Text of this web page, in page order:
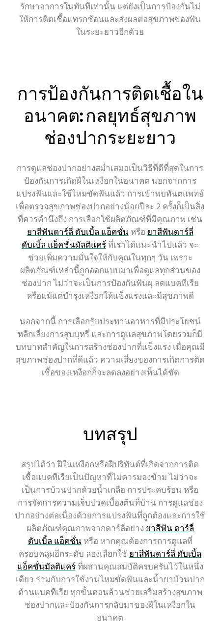
รักษาอาการในทันทีเท่านั้น แต่ยังเป็นการป้องกันไม่
ให้การติดเชื้อแทรกซ้อนและส่งผลต่อสุขภาพของฟัน
ในระยะยาวอีกด้วย
การป้องกันการติดเชื้อใน
อนาคต: กลยุทธ์สุขภาพ
ช่องปากระยะยาว
การดูแลช่องปากอย่างสม่ำเสมอเป็นวิธีที่ดีที่สุดในการ
ป้องกันการเกิดฝีในเหงือกในอนาคต นอกจากการ
แปรงฟันและใช้ไหมขัดฟันแล้ว การเข้าพบทันตแพทย์
เพื่อตรวจสุขภาพช่องปากอย่างน้อยปีละ 2 ครั้งก็เป็นสิ่ง
ที่ควรคำนึงถึง การเลือกใช้ผลิตภัณฑ์ที่มีคุณภาพ เช่น
ยาสีฟันดาร์ลี่ ดับเบิ้ล แอ็คชั่นหรือยาสีฟันดาร์ลี่
ดับเบิ้ล แอ็คชั่นมัลติแคร์ที่เราได้แนะนำไปแล้ว จะ
ช่วยเพิ่มความมั่นใจให้กับคุณในทุกๆ วัน เพราะ
ผลิตภัณฑ์เหล่านี้ถูกออกแบบมาเพื่อดูแลทุกส่วนของ
ช่องปาก ไม่ว่าจะเป็นการป้องกันฟันผุ ลดแบคทีเรีย
หรือแม้แต่บำรุงเหงือกให้แข็งแรงและมีสุขภาพดี
นอกจากนี้ การเลือกรับประทานอาหารที่มีประโยชน์
หลีกเลี่ยงการสูบบุหรี่ และการดูแลสุขภาพโดยรวมก็มี
บทบาทสำคัญในการสร้างช่องปากที่แข็งแรง เมื่อคุณมี
สุขภาพช่องปากที่ดีแล้ว ความเสี่ยงของการเกิดการติด
เชื้อของเหงือกก็จะลดลงอย่างเห็นได้ชัด
บทสรุป
สรุปได้ว่า ฝีในเหงือกหรือฝีปริทันต์ที่เกิดจากการติด
เชื้อแบคทีเรียเป็นปัญหาที่ไม่ควรมองข้าม ไม่ว่าจะ
เป็นการบ้วนปากด้วยน้ำเกลือ การประคบร้อน หรือ
การจัดการความเจ็บปวดเบื้องต้นที่บ้าน การดูแลช่อง
ปากอย่างต่อเนื่องด้วยการแปรงฟันที่ถูกต้องและการใช้
ผลิตภัณฑ์คุณภาพจากดาร์ลี่อย่างยาสีฟัน ดาร์ลี่
ดับเบิ้ล แอ็คชั่นหรือ หากคุณต้องการการดูแลที่
ครอบคลุมอีกระดับ ลองเลือกใช้ยาสีฟันดาร์ลี่ ดับเบิ้ล
แอ็คชั่นมัลติแคร์ที่ผสานคุณสมบัติครบครันไว้ในหนึ่ง
เดียว ร่วมกับการใช้งานไหมขัดฟันและน้ำยาบ้วนปาก
ต้านแบคทีเรีย ทุกขั้นตอนล้วนช่วยเสริมสร้างสุขภาพ
ช่องปากและป้องกันการกลับมาของฝีในเหงือกใน
อนาคต